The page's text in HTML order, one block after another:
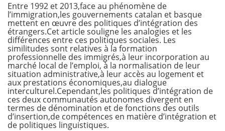
Entre 1992 et 2013,face au phénomène de
l’immigration,les gouvernements catalan et basque
mettent en œuvre des politiques d’intégration des
étrangers.Cet article souligne les analogies et les
différences entre ces politiques sociales. Les
similitudes sont relatives à la formation
professionnelle des immigrés,à leur incorporation au
marché local de l’emploi, à la normalisation de leur
situation administrative,à leur accès au logement et
aux prestations économiques,au dialogue
interculturel.Cependant,les politiques d’intégration de
ces deux communautés autonomes divergent en
termes de dénomination et de fonctions des outils
d’insertion,de compétences en matière d’intégration et
de politiques linguistiques.